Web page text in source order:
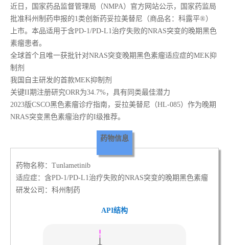
近日，国家药品监督管理局（NMPA）官方网站公示，国家药监局
批准科州制药申报的1类创新药妥拉美替尼（商品名：科露平®）
上市。本品适用于含PD-1/PD-L1治疗失败的NRAS突变的晚期黑色
素瘤患者。
全球首个且唯一获批针对NRAS突变晚期黑色素瘤适应症的MEK抑
制剂
我国自主研发的首款MEK抑制剂
关键II期注册研究ORR为34.7%，具有同类最佳潜力
2023版CSCO黑色素瘤诊疗指南，妥拉美替尼（HL-085）作为晚期
NRAS突变黑色素瘤治疗的I级推荐。
药物信息
药物名称：Tunlametinib
适应症：含PD-1/PD-L1治疗失败的NRAS突变的晚期黑色素瘤
研发公司：科州制药
API结构